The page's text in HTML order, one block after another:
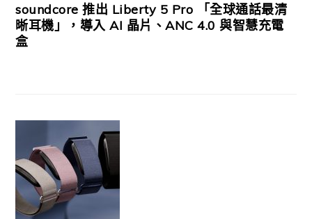
soundcore 推出 Liberty 5 Pro 「全球通話最清
晰耳機」，導入 AI 晶片、ANC 4.0 與智慧充電
盒